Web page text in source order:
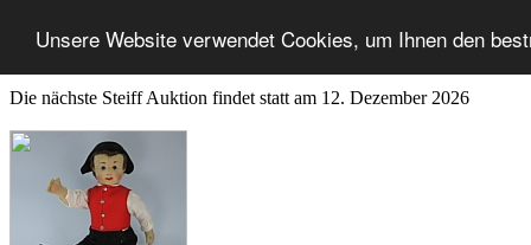
Unsere Website verwendet Cookies, um Ihnen den
Die nächste Steiff Auktion findet statt am 12. Dezember 2026